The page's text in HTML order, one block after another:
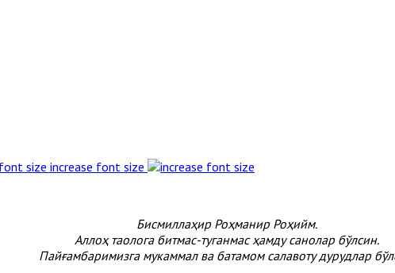
increase font size
Бисмиллаҳир Роҳманир Роҳийм.
Аллоҳ таолога битмас-туганмас ҳамду санолар бўлсин.
Пайғамбаримизга мукаммал ва батамом салавоту дурудлар